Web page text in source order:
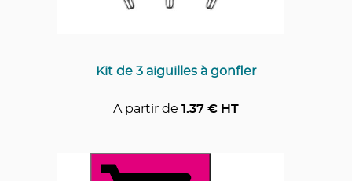
Kit de 3 aiguilles à gonfler
A partir de 1.37 € HT